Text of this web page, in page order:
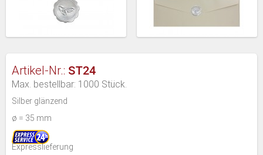
Artikel-Nr.: ST24
Max. bestellbar: 1000 Stück.
Silber glänzend
ø = 35 mm
Expresslieferung